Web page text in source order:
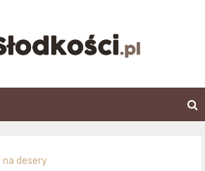
na desery